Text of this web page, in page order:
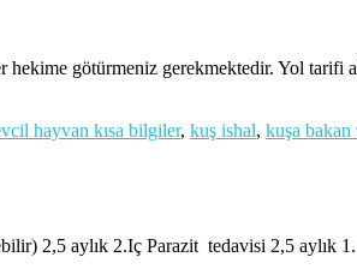
götürmeniz gerekmektedir. Yol tarifi
hayvan kısa bilgiler, kuş ishal, kuşa bakan
2,5 aylık 2.Iç Parazit tedavisi 2,5 aylık